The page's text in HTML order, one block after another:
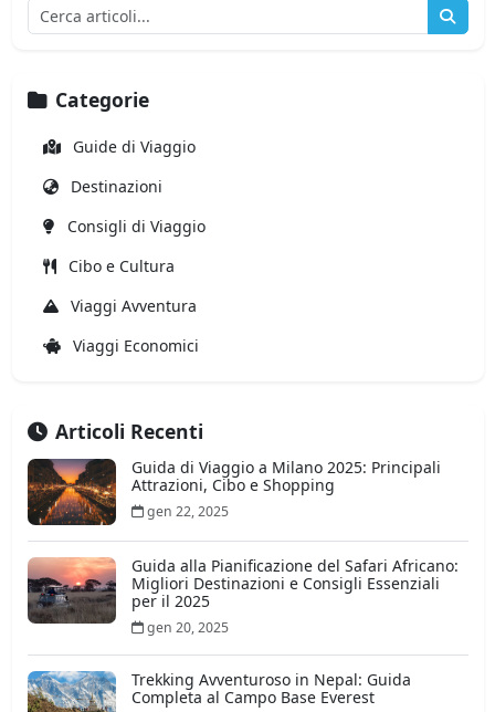
Categorie
Guide di Viaggio
Destinazioni
Consigli di Viaggio
Cibo e Cultura
Viaggi Avventura
Viaggi Economici
Articoli Recenti
Guida di Viaggio a Milano 2025: Principali
Attrazioni, Cibo e Shopping
gen 22, 2025
Guida alla Pianificazione del Safari Africano:
Migliori Destinazioni e Consigli Essenziali
per il 2025
gen 20, 2025
Trekking Avventuroso in Nepal: Guida
Completa al Campo Base Everest